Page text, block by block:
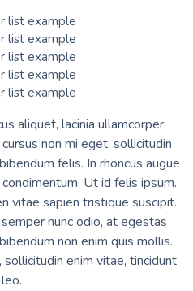
list example
list example
list example
list example
list example
aliquet, lacinia ullamcorper
non mi eget, sollicitudin
felis. In rhoncus augue
Ut id felis ipsum.
vitae sapien tristique suscipit.
nunc odio, at egestas
non enim quis mollis.
enim vitae, tincidunt
leo.